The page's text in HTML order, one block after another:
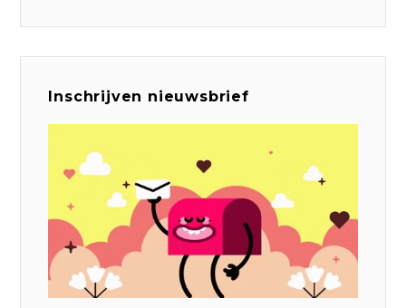
Inschrijven nieuwsbrief